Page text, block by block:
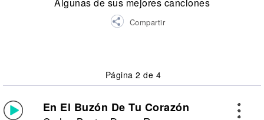
Compartir
Página 2 de 4
En El Buzón De Tu Corazón